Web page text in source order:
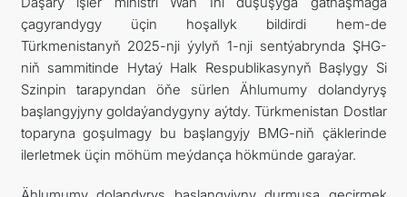
çagyrandygy üçin hoşallyk bildirdi hem-de
Türkmenistanyň 2025-nji ýylyň 1-nji sentýabrynda ŞHG-
niň sammitinde Hytaý Halk Respublikasynyň Başlygy Si
Szinpin tarapyndan öňe sürlen Ählumumy dolandyryş
başlangyjyny goldaýandygyny aýtdy. Türkmenistan Dostlar
toparyna goşulmagy bu başlangyjy BMG-niň çäklerinde
ilerletmek üçin möhüm meýdança hökmünde garaýar.